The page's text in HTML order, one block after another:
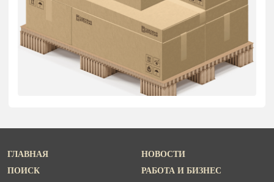
ГЛАВНАЯ
ПОИСК
НОВОСТИ
РАБОТА И БИЗНЕС